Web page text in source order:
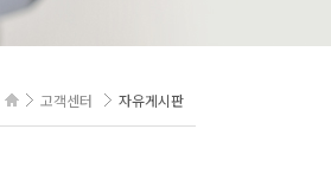
고객센터 자유게시판